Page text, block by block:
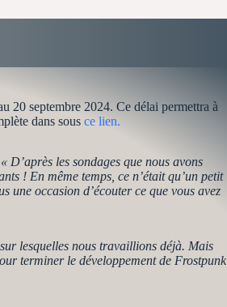
20 septembre 2024. Ce délai permettra à
dans sous ce lien.
« D’après les sondages que nous avons
! En même temps, ce n’était qu’un petit
une occasion d’écouter ce que vous avez
lesquelles nous travaillions déjà. Mais
terminer le développement de Frostpunk